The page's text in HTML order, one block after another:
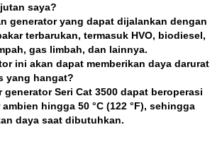
saya?
generator yang dapat dijalankan dengan
terbarukan, termasuk HVO, biodiesel,
gas limbah, dan lainnya.
ini akan dapat memberikan daya darurat
yang hangat?
generator Seri Cat 3500 dapat beroperasi
hingga 50 °C (122 °F), sehingga
daya saat dibutuhkan.